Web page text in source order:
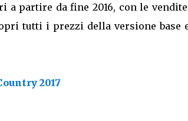
a partire da fine 2016, con le
tutti i prezzi della versione base
2017